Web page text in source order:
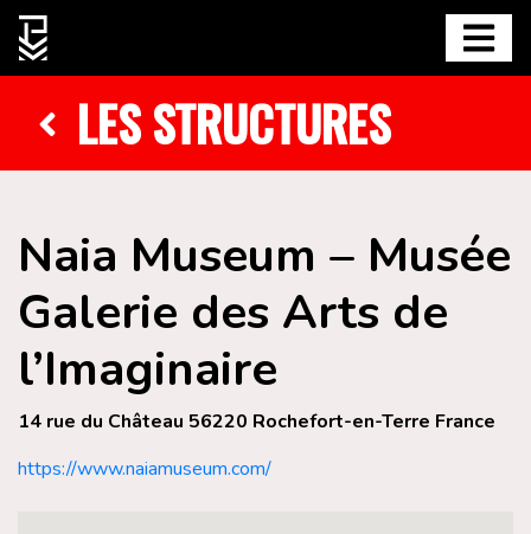
LES STRUCTURES
Naia Museum – Musée
Galerie des Arts de
l’Imaginaire
14 rue du Château 56220 Rochefort-en-Terre France
https://www.naiamuseum.com/